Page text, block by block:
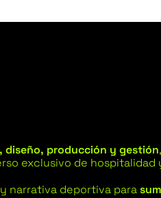
diseño, producción y gestión
exclusivo de hospitalidad
narrativa deportiva para